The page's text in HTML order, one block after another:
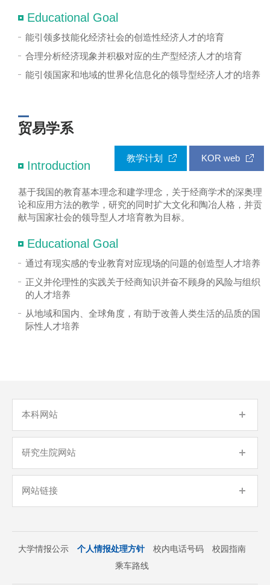
Educational Goal
能引领多技能化经济社会的创造性经济人才的培育
合理分析经济现象并积极对应的生产型经济人才的培育
能引领国家和地域的世界化信息化的领导型经济人才的培养
贸易学系
教学计划 KOR web
Introduction
基于我国的教育基本理念和建学理念，关于经商学术的深奥理
论和应用方法的教学，研究的同时扩大文化和陶冶人格，并贡
献与国家社会的领导型人才培育教为目标。
Educational Goal
通过有现实感的专业教育对应现场的问题的创造型人才培养
正义并伦理性的实践关于经商知识并奋不顾身的风险与组织
的人才培养
从地域和国内、全球角度，有助于改善人类生活的品质的国
际性人才培养
本科网站
研究生院网站
网站链接
大学情报公示 个人情报处理方针 校内电话号码
校园指南
乘车路线